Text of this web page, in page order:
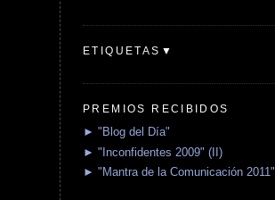
ETIQUETAS▼
PREMIOS RECIBIDOS
► "Blog del Día"
► "Inconfidentes 2009" (II)
► "Mantra de la Comunicación 2011"